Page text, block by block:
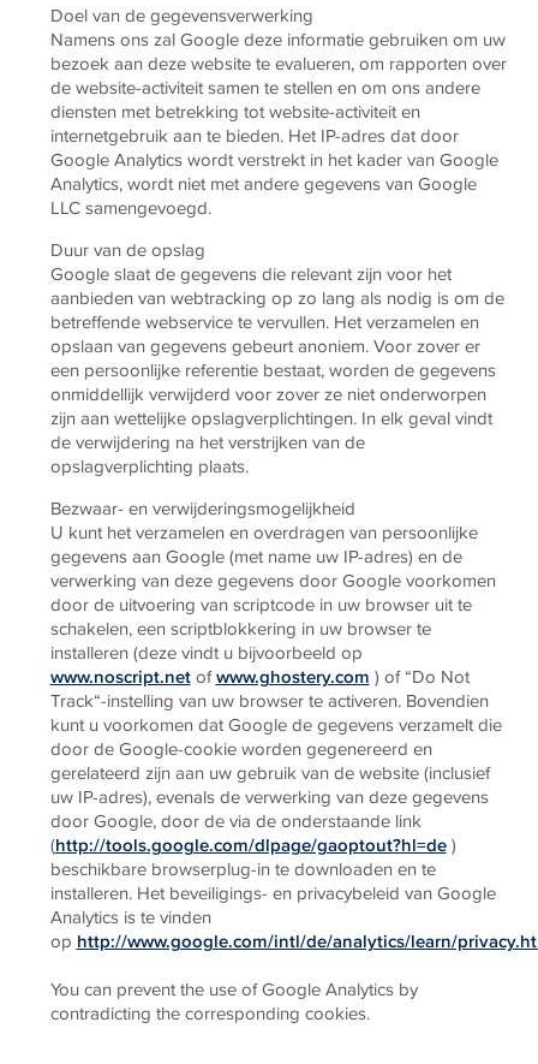
Doel van de gegevensverwerking
Namens ons zal Google deze informatie gebruiken om uw
bezoek aan deze website te evalueren, om rapporten over
de website-activiteit samen te stellen en om ons andere
diensten met betrekking tot website-activiteit en
internetgebruik aan te bieden. Het IP-adres dat door
Google Analytics wordt verstrekt in het kader van Google
Analytics, wordt niet met andere gegevens van Google
LLC samengevoegd.
Duur van de opslag
Google slaat de gegevens die relevant zijn voor het
aanbieden van webtracking op zo lang als nodig is om de
betreffende webservice te vervullen. Het verzamelen en
opslaan van gegevens gebeurt anoniem. Voor zover er
een persoonlijke referentie bestaat, worden de gegevens
onmiddellijk verwijderd voor zover ze niet onderworpen
zijn aan wettelijke opslagverplichtingen. In elk geval vindt
de verwijdering na het verstrijken van de
opslagverplichting plaats.
Bezwaar- en verwijderingsmogelijkheid
U kunt het verzamelen en overdragen van persoonlijke
gegevens aan Google (met name uw IP-adres) en de
verwerking van deze gegevens door Google voorkomen
door de uitvoering van scriptcode in uw browser uit te
schakelen, een scriptblokkering in uw browser te
installeren (deze vindt u bijvoorbeeld op
www.noscript.netofwww.ghostery.com ) of “Do Not
Track“-instelling van uw browser te activeren. Bovendien
kunt u voorkomen dat Google de gegevens verzamelt die
door de Google-cookie worden gegenereerd en
gerelateerd zijn aan uw gebruik van de website (inclusief
uw IP-adres), evenals de verwerking van deze gegevens
door Google, door de via de onderstaande link
(http://tools.google.com/dlpage/gaoptout?hl=de)
beschikbare browserplug-in te downloaden en te
installeren. Het beveiligings- en privacybeleid van Google
Analytics is te vinden
op http://www.google.com/intl/de/analytics/learn/
You can prevent the use of Google Analytics by
contradicting the corresponding cookies.